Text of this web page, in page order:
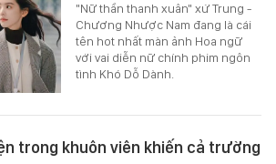
"Nữ thần thanh xuân" xứ Trung -
Chương Nhược Nam đang là cái
tên hot nhất màn ảnh Hoa ngữ
với vai diễn nữ chính phim ngôn
tình Khó Dỗ Dành.
trong khuôn viên khiến cả trường